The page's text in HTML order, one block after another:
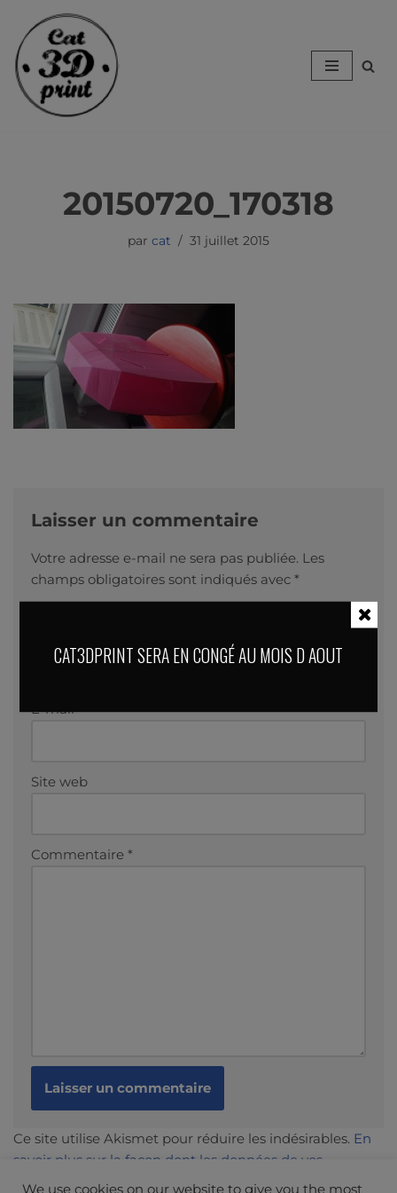
Aller
au
contenu
20150720_170318
par cat 31 juillet 2015
Laisser un commentaire
Votre adresse e-mail ne sera pas publiée. Les
champs obligatoires sont indiqués avec *
E-mail*
Site web
Commentaire *
Ce site utilise Akismet pour réduire les indésirables. En
savoir plus sur la façon dont les données de vos
commentaires sont traitées.
We use cookies on our website to give you the most
CAT3DPRINT SERA EN CONGÉ AU MOIS D AOUT